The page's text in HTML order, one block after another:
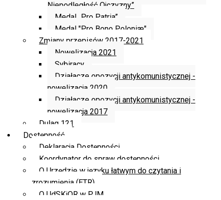
Niepodległość Ojczyzny”
Medal „Pro Patria”
Medal "Pro Bono Poloniæ"
Zmiany przepisów 2017-2021
Nowelizacja 2021
Sybiracy
Działacze opozycji antykomunistycznej -
nowelizacja 2020
Działacze opozycji antykomunistycznej -
nowelizacja 2017
Dulag 121
Dostępność
Deklaracja Dostępności
Koordynator do spraw dostępności
O Urzędzie w języku łatwym do czytania i
zrozumienia (ETR)
O UdSKiOR w PJM